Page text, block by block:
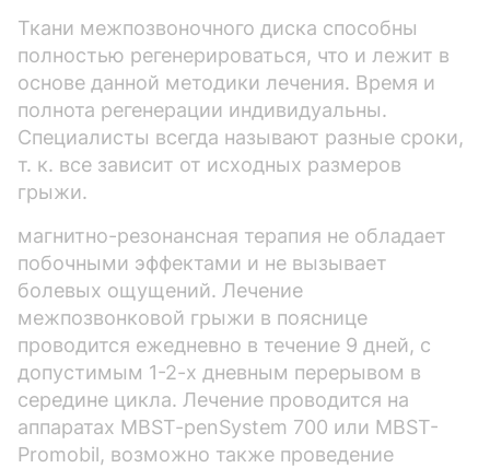
Ткани межпозвоночного диска способны
полностью регенерироваться, что и лежит в
основе данной методики лечения. Время и
полнота регенерации индивидуальны.
Специалисты всегда называют разные сроки,
т. к. все зависит от исходных размеров
грыжи.
магнитно-резонансная терапия не обладает
побочными эффектами и не вызывает
болевых ощущений. Лечение
межпозвонковой грыжи в пояснице
проводится ежедневно в течение 9 дней, с
допустимым 1-2-х дневным перерывом в
середине цикла. Лечение проводится на
аппаратах MBST-penSystem 700 или MBST-
Promobil, возможно также проведение